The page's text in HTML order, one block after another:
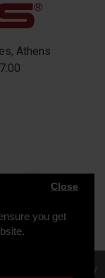
you get
Close
Athens
& Development by